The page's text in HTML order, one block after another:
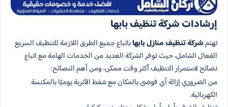
إرشادات شركة تنظيف بابها
تهتمشركة تنظيف منازل بابهاباتباع جميع الطرق اللازمة للتنظيف السريع
الفعال الشامل، حيث توفر الشركة العديد من الخدمات الهامة مع اتباع
نصائح لاستمرار التنظيف أكثر وقت ممكن، ومن أهم النصائح:
من الضروري إزالة أي فوضى بالمكان مع شفط الأتربة يوميًا بالمكنسة
الكهربائية.